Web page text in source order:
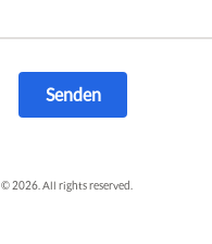
Senden
© 2026. All rights reserved.